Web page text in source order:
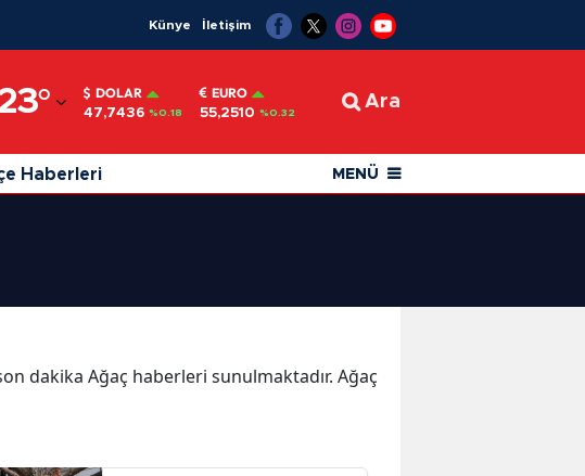
Künye İletişim
° DOLAR
47,7436 %0.18
EURO
55,2510 %0.32
Ara
Haberleri MENÜ
dakika Ağaç haberleri sunulmaktadır. Ağaç